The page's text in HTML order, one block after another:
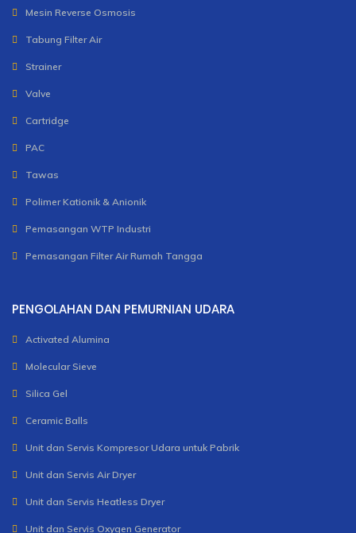
Mesin Reverse Osmosis
Tabung Filter Air
Strainer
Valve
Cartridge
PAC
Tawas
Polimer Kationik & Anionik
Pemasangan WTP Industri
Pemasangan Filter Air Rumah Tangga
PENGOLAHAN DAN PEMURNIAN UDARA
Activated Alumina
Molecular Sieve
Silica Gel
Ceramic Balls
Unit dan Servis Kompresor Udara untuk Pabrik
Unit dan Servis Air Dryer
Unit dan Servis Heatless Dryer
Unit dan Servis Oxygen Generator